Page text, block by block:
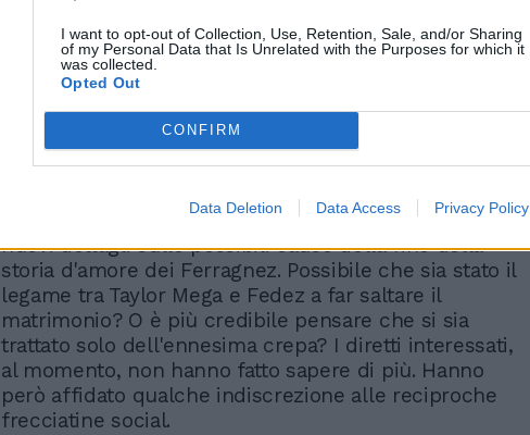
I want to opt-out of Collection, Use, Retention, Sale, and/or Sharing
of my Personal Data that Is Unrelated with the Purposes for which it
was collected.
Opted Out
CONFIRM
Data Deletion Data Access Privacy Policy
Quando l’inviato le chiederà se la frequentazione tra i
due c'è stata quando il rapper milanese era
ancora con Chiara Ferragni, lei lascerà spazio al
dubbio. Cresce dunque l'attesa per scoprire gli ultimi,
nuovi dettagli sulle possibili cause della fine della
storia d'amore dei Ferragnez. Possibile che sia stato il
legame tra Taylor Mega e Fedez a far saltare il
matrimonio? O è più credibile pensare che si sia
trattato solo dell'ennesima crepa? I diretti interessati,
al momento, non hanno fatto sapere di più. Hanno
però affidato qualche indiscrezione alle reciproche
frecciatine social.